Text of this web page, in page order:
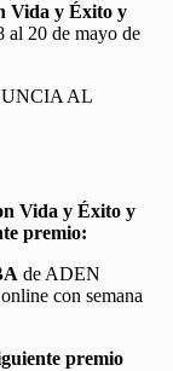
Vida y Éxito y
al 20 de mayo de
AL
Vida y Éxito y
premio:
de ADEN
con semana
premio